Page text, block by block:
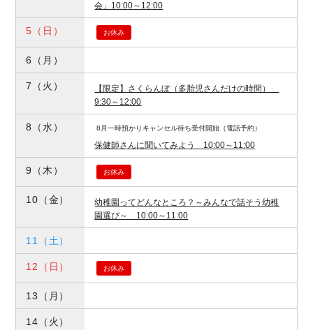
会」10:00～12:00
5 （日） お休み
6 （月）
7 （火）
【限定】さくらんぼ（多胎児さんだけの時間）
9:30～12:00
8 （水） 8月一時預かりキャンセル待ち受付開始（電話予約）
保健師さんに聞いてみよう 10:00～11:00
9 （木） お休み
10 （金）
幼稚園ってどんなところ？～みんなで話そう幼稚
園選び～ 10:00～11:00
11 （土）
12 （日） お休み
13 （月）
14 （火）